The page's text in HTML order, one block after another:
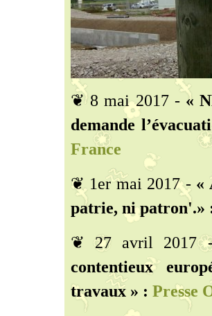
❦ 8 mai 2017 - «
demande
France
❦ 1er mai 2017 - «
patrie, ni patron'.»
❦ 27 avril
contentieux
travaux » : Presse